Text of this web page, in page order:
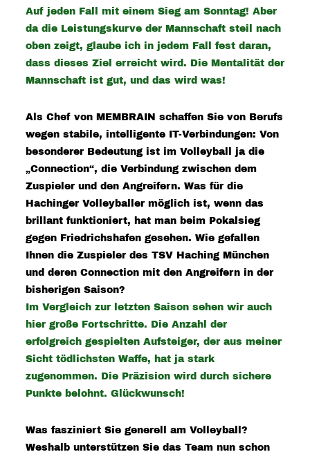
Auf jeden Fall mit einem Sieg am Sonntag! Aber
da die Leistungskurve der Mannschaft steil nach
oben zeigt, glaube ich in jedem Fall fest daran,
dass dieses Ziel erreicht wird. Die Mentalität der
Mannschaft ist gut, und das wird was!
Als Chef von MEMBRAIN schaffen Sie von Berufs
wegen stabile, intelligente IT-Verbindungen: Von
besonderer Bedeutung ist im Volleyball ja die
„Connection“, die Verbindung zwischen dem
Zuspieler und den Angreifern. Was für die
Hachinger Volleyballer möglich ist, wenn das
brillant funktioniert, hat man beim Pokalsieg
gegen Friedrichshafen gesehen. Wie gefallen
Ihnen die Zuspieler des TSV Haching München
und deren Connection mit den Angreifern in der
bisherigen Saison?
Im Vergleich zur letzten Saison sehen wir auch
hier große Fortschritte. Die Anzahl der
erfolgreich gespielten Aufsteiger, der aus meiner
Sicht tödlichsten Waffe, hat ja stark
zugenommen. Die Präzision wird durch sichere
Punkte belohnt. Glückwunsch!
Was fasziniert Sie generell am Volleyball?
Weshalb unterstützen Sie das Team nun schon